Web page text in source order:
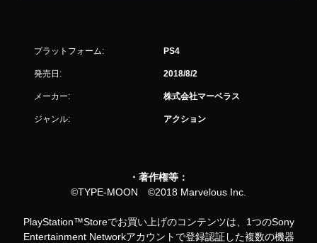
プラットフォーム: PS4
発売日: 2018/8/2
メーカー: 株式会社マーベラス
ジャンル: アクション
・著作権等：
©TYPE-MOON ©2018 Marvelous Inc.
PlayStation™Storeでお買い上げのコンテンツは、1つのSony
Entertainment Networkアカウントで登録認証した複数の機器